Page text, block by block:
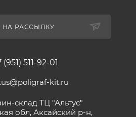
РАССЫЛКУ
(951) 511-92-01
kit.ru
склад ТЦ "Альтус"
обл, Аксайский р-н,